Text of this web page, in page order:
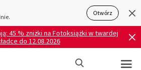
Otwórz
45 % zniżki na Fotoksiążki w twardej
do 12.08.2026